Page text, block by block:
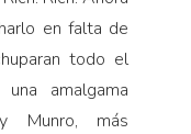
en falta de
todo el
amalgama
Munro, más